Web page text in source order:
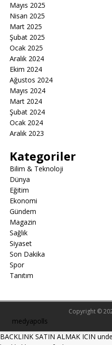
Mayıs 2025
Nisan 2025
Mart 2025
Şubat 2025
Ocak 2025
Aralık 2024
Ekim 2024
Ağustos 2024
Mayıs 2024
Mart 2024
Şubat 2024
Ocak 2024
Aralık 2023
Kategoriler
Bilim & Teknoloji
Dünya
Eğitim
Ekonomi
Gündem
Magazin
Sağlık
Siyaset
Son Dakika
Spor
Tanıtım
Copyright ©
medyapolls
BACKLINK SATIN ALMAK ICIN